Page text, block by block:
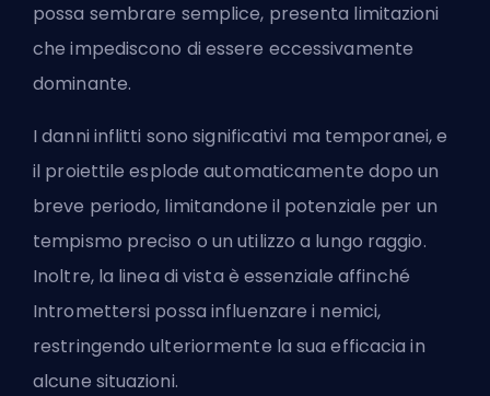
possa sembrare semplice, presenta limitazioni
che impediscono di essere eccessivamente
dominante.
I danni inflitti sono significativi ma temporanei, e
il proiettile esplode automaticamente dopo un
breve periodo, limitandone il potenziale per un
tempismo preciso o un utilizzo a lungo raggio.
Inoltre, la linea di vista è essenziale affinché
Intromettersi possa influenzare i nemici,
restringendo ulteriormente la sua efficacia in
alcune situazioni.